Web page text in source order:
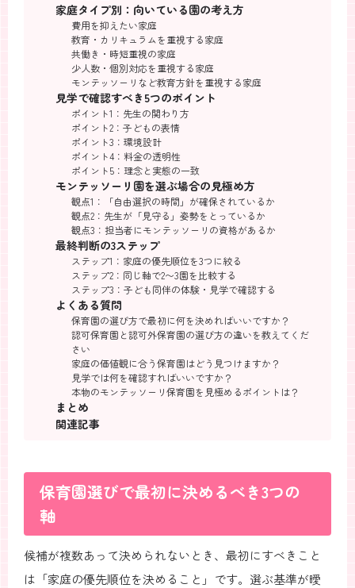
家庭タイプ別：向いている園の考え方
費用を抑えたい家庭
教育・カリキュラムを重視する家庭
共働き・時短重視の家庭
少人数・個別対応を重視する家庭
モンテッソーリなど教育方針を重視する家庭
見学で確認すべき5つのポイント
ポイント1：先生の関わり方
ポイント2：子どもの表情
ポイント3：環境設計
ポイント4：料金の透明性
ポイント5：理念と実態の一致
モンテッソーリ園を選ぶ場合の見極め方
観点1：「自由選択の時間」が確保されているか
観点2：先生が「見守る」姿勢をとっているか
観点3：担当者にモンテッソーリの資格があるか
最終判断の3ステップ
ステップ1：家庭の優先順位を3つに絞る
ステップ2：同じ軸で2〜3園を比較する
ステップ3：子ども同伴の体験・見学で確認する
よくある質問
保育園の選び方で最初に何を決めればいいですか？
認可保育園と認可外保育園の選び方の違いを教えてくだ
さい
家庭の価値観に合う保育園はどう見つけますか？
見学では何を確認すればいいですか？
本物のモンテッソーリ保育園を見極めるポイントは？
まとめ
関連記事
保育園選びで最初に決めるべき3つの
軸
候補が複数あって決められないとき、最初にすべきこと
は「家庭の優先順位を決めること」です。選ぶ基準が曖